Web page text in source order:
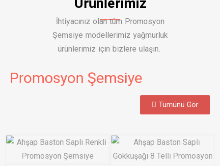
İhtiyacınız olan tüm Promosyon
Şemsiye modellerimiz yağmurluk
ürünlerimiz için bizlere ulaşın.
Promosyon Şemsiye
Tümünü Gör